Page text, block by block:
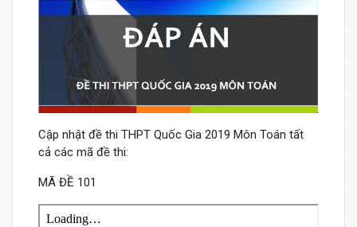
Cập nhật đề thi THPT Quốc Gia 2019 Môn Toán tất
cả các mã đề thi:
MÃ ĐỀ 101